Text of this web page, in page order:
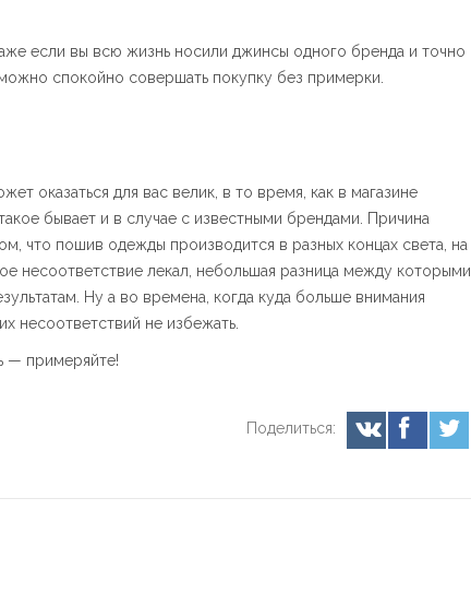
если вы всю жизнь носили джинсы одного бренда и точно
спокойно совершать покупку без примерки.
оказаться для вас велик, в то время, как в магазине
бывает и в случае с известными брендами. Причина
что пошив одежды производится в разных концах света, на
несоответствие лекал, небольшая разница между которыми
Ну а во времена, когда куда больше внимания
несоответствий не избежать.
— примеряйте!
Поделиться: